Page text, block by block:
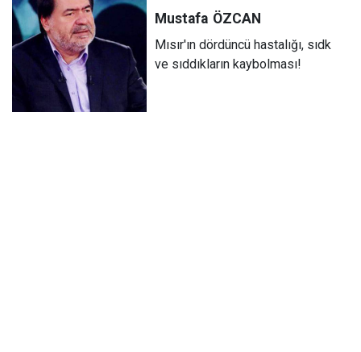
Mustafa ÖZCAN
Mısır'ın dördüncü hastalığı, sıdk
ve sıddıkların kaybolması!